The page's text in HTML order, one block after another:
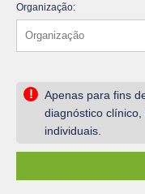
Organização:
!
Apenas para fins
diagnóstico
individuais.